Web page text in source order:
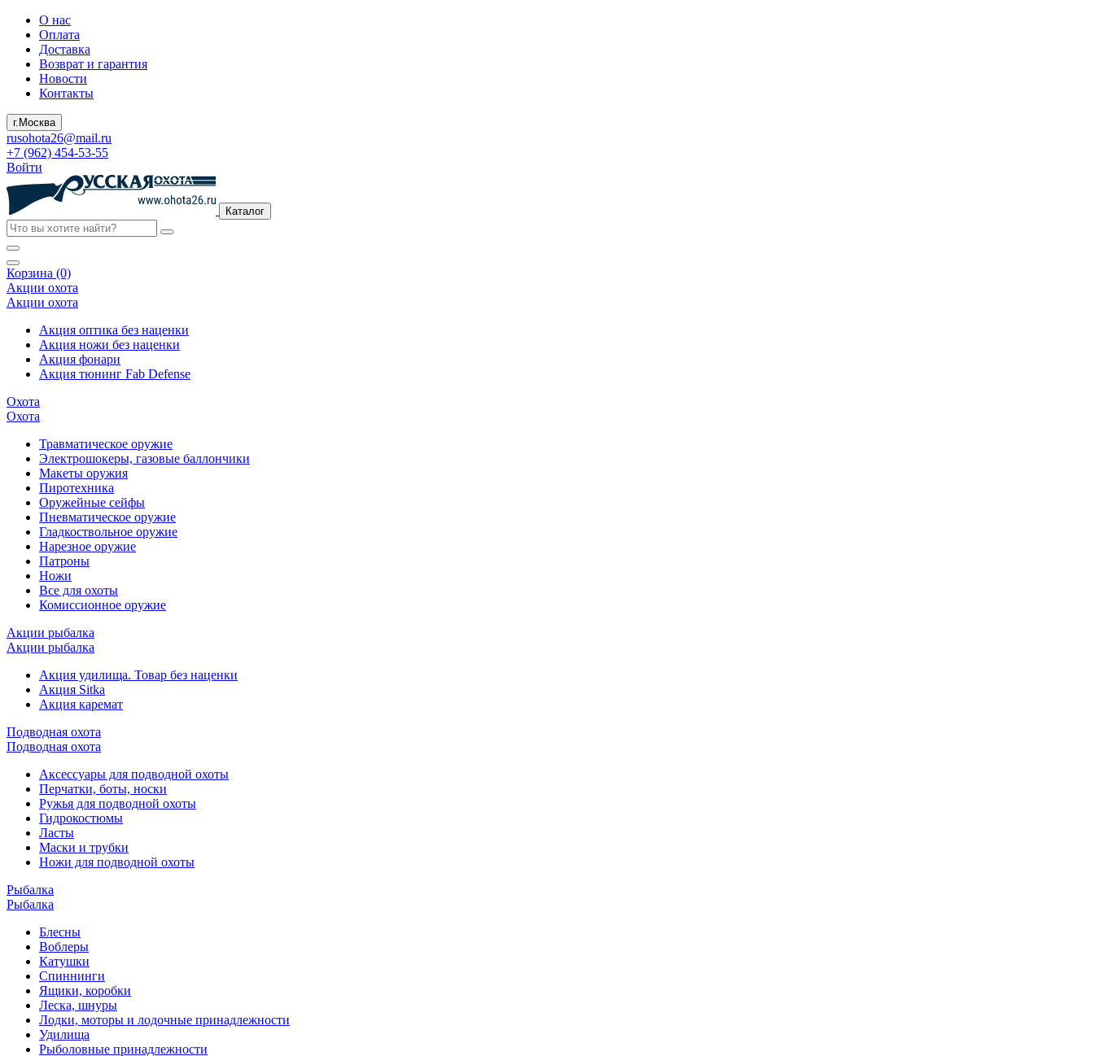
О нас
Оплата
Доставка
Возврат и гарантия
Новости
Контакты
г.Москва
rusohota26@mail.ru
+7 (962) 454-53-55
Войти
Каталог
Корзина (0)
Акции охота
Акции охота
Акция оптика без наценки
Акция ножи без наценки
Акция фонари
Акция тюнинг Fab Defense
Охота
Охота
Травматическое оружие
Электрошокеры, газовые баллончики
Макеты оружия
Пиротехника
Оружейные сейфы
Пневматическое оружие
Гладкоствольное оружие
Нарезное оружие
Патроны
Ножи
Все для охоты
Комиссионное оружие
Акции рыбалка
Акции рыбалка
Акция удилища. Товар без наценки
Акция Sitka
Акция каремат
Подводная охота
Подводная охота
Аксессуары для подводной охоты
Перчатки, боты, носки
Ружья для подводной охоты
Гидрокостюмы
Ласты
Маски и трубки
Ножи для подводной охоты
Рыбалка
Рыбалка
Блесны
Воблеры
Катушки
Спиннинги
Ящики, коробки
Леска, шнуры
Лодки, моторы и лодочные принадлежности
Удилища
Рыболовные принадлежности